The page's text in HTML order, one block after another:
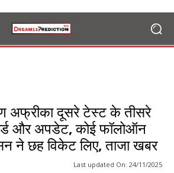
अफ्रीका दूसरे टेस्ट के तीसरे
और अपडेट, कोई फॉलोऑन
ने छह विकेट लिए, ताजा खबर
Last updated On: 24/11/2025